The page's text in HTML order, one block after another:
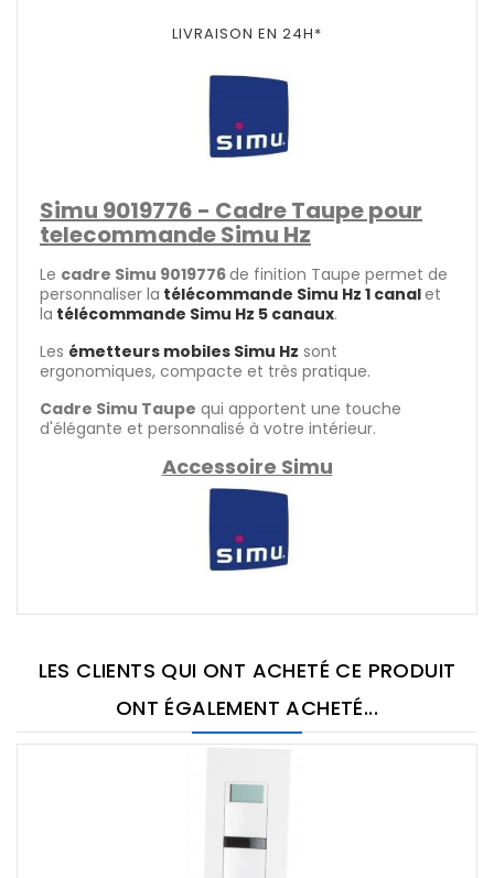
LIVRAISON EN 24H*
Simu 9019776 - Cadre Taupe pour
telecommande Simu Hz
Le cadre Simu 9019776de finition Taupe permet de
personnaliser la télécommande Simu Hz 1 canalet
la télécommande Simu Hz 5 canaux.
Les émetteurs mobiles Simu Hz sont
ergonomiques, compacte et très pratique.
Cadre Simu Taupe qui apportent une touche
d'élégante et personnalisé à votre intérieur.
Accessoire Simu
LES CLIENTS QUI ONT ACHETÉ CE PRODUIT
ONT ÉGALEMENT ACHETÉ...